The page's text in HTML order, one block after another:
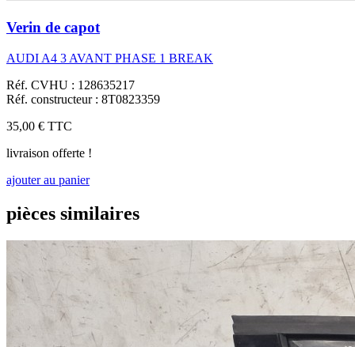
Verin de capot
AUDI A4 3 AVANT PHASE 1 BREAK
Réf. CVHU : 128635217
Réf. constructeur : 8T0823359
35,00 € TTC
livraison offerte !
ajouter au panier
pièces similaires